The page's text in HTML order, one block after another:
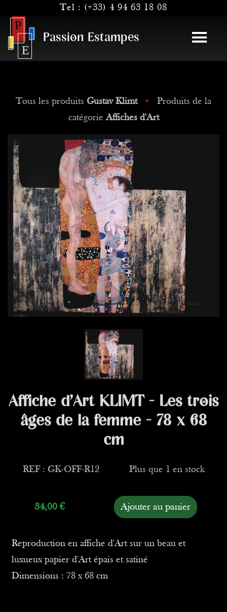
Tel : (+33) 4 94 63 18 08
Passion Estampes
Tous les produits Gustav Klimt •
Produits de la
catégorieAffiches d'Art
Affiche d’Art KLIMT - Les trois
âges de la femme - 78 x 68
cm
REF : GK-OFF-R12 Plus que 1 en stock
34,00€ Ajouter au panier
Reproduction en affiche d'Art sur un beau et
luxueux papier d'Art épais et satiné
Dimensions : 78 x 68 cm